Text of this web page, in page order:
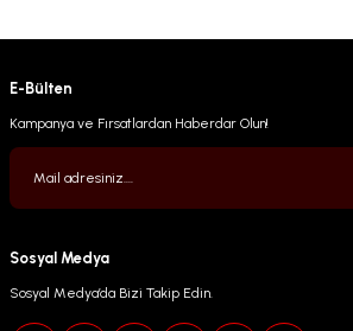
E-Bülten
Kampanya ve Fırsatlardan Haberdar Olun!
Sosyal Medya
Sosyal Medya’da Bizi Takip Edin.